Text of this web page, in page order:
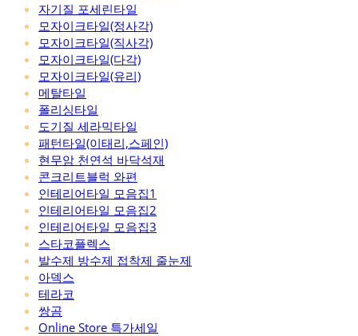
자기질 포세린타일
모자이크타일(정사각)
모자이크타일(직사각)
모자이크타일(다각)
모자이크타일(유리)
메탈타일
폴리싱타일
도기질 세라믹타일
패턴타일(이태리,스페인)
현무암 천연석 바닥석재
콘크리트블럭 와편
인테리어타일 모음집1
인테리어타일 모음집2
인테리어타일 모음집3
스타코플렉스
발수제 방수제 접착제 줄눈제
아덱스
테라코
쌍곰
Online Store 특가세일